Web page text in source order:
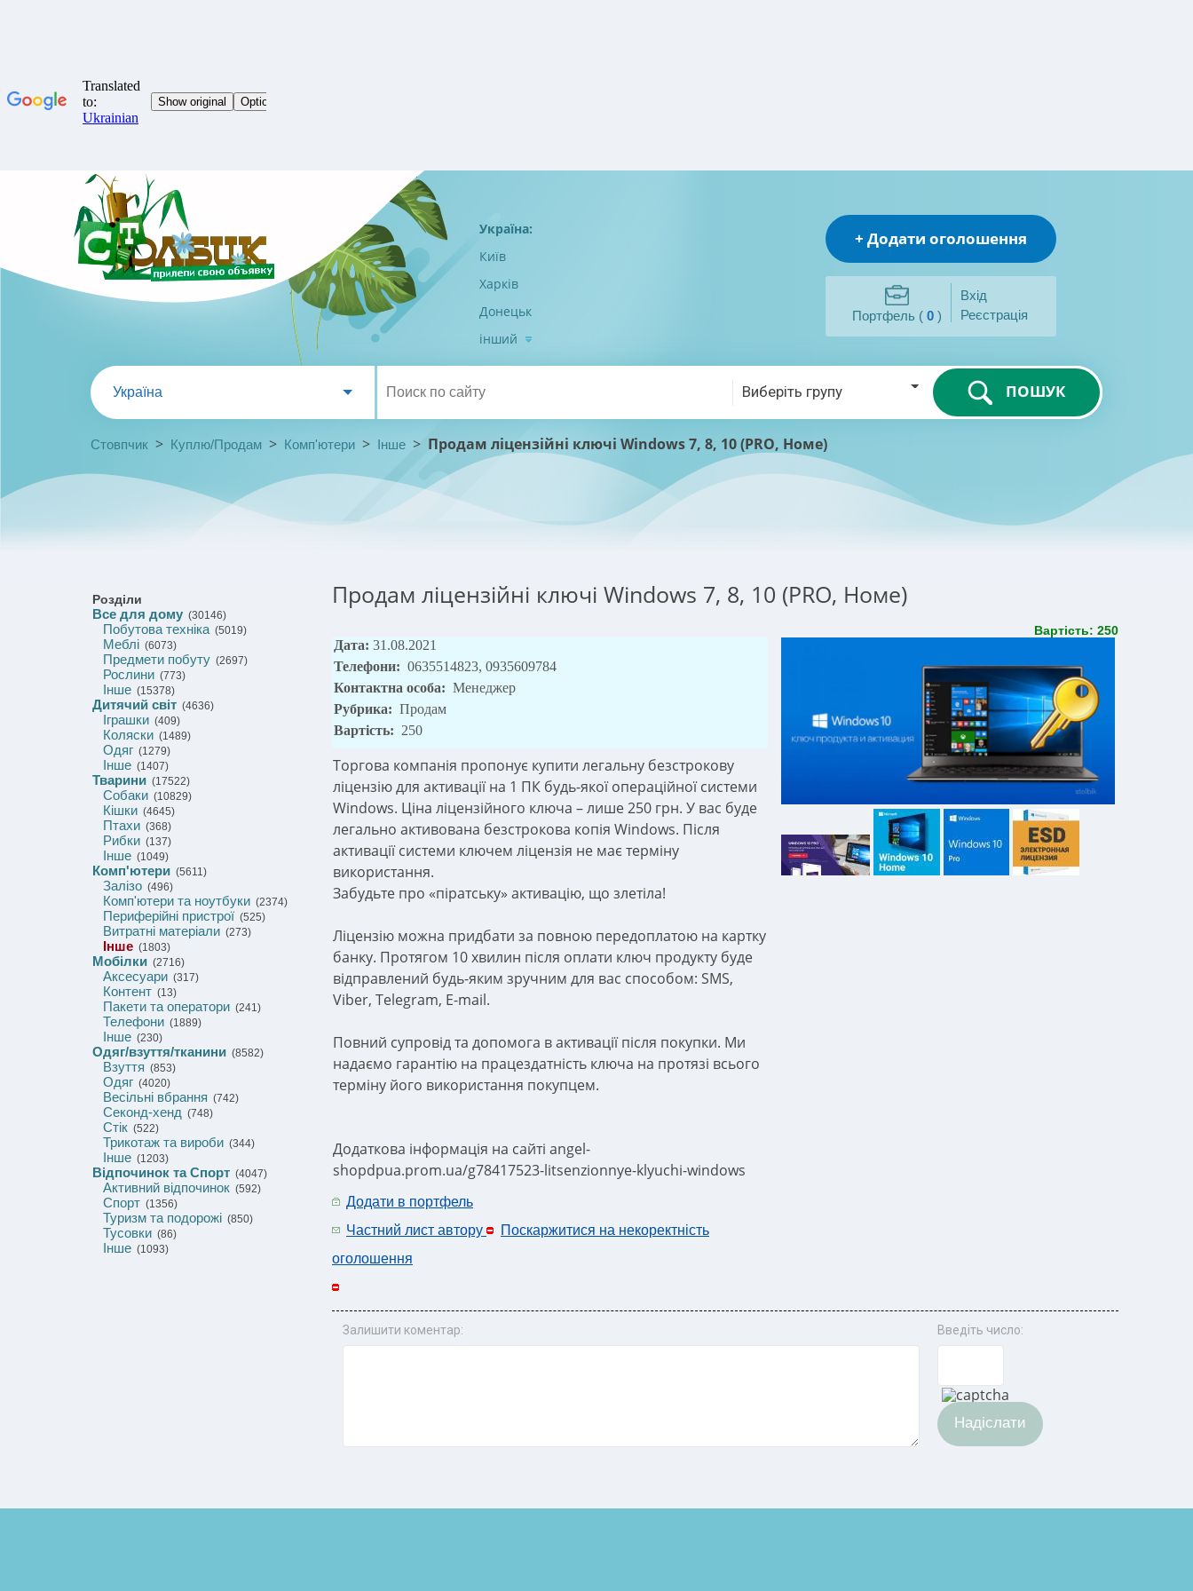
Україна:
Київ
Харків
Донецьк
інший
+ Додати оголошення
Портфель ( 0 )
Вхід
Реєстрація
Україна Виберіть групу ПОШУК
Стовпчик > Куплю/Продам > Комп'ютери > Інше > Продам ліцензійні ключі Windows 7, 8, 10 (PRO, Номе)
Розділи
Все для дому (30146)
Побутова техніка(5019)
Меблі (6073)
Предмети побуту (2697)
Рослини (773)
Інше (15378)
Дитячий світ (4636)
Іграшки (409)
Коляски (1489)
Одяг (1279)
Інше (1407)
Тварини (17522)
Собаки (10829)
Кішки (4645)
Птахи (368)
Рибки (137)
Інше (1049)
Комп'ютери (5611)
Залізо (496)
Комп'ютери та ноутбуки (2374)
Периферійні пристрої (525)
Витратні матеріали (273)
Інше (1803)
Мобілки (2716)
Аксесуари (317)
Контент (13)
Пакети та оператори (241)
Телефони (1889)
Інше (230)
Одяг/взуття/тканини (8582)
Взуття (853)
Одяг (4020)
Весільні вбрання (742)
Секонд-хенд (748)
Стік (522)
Трикотаж та вироби (344)
Інше (1203)
Відпочинок та Спорт (4047)
Активний відпочинок (592)
Спорт (1356)
Туризм та подорожі (850)
Тусовки (86)
Інше (1093)
Продам ліцензійні ключі Windows 7, 8, 10 (PRO, Номе)
Вартість: 250
Дата: 31.08.2021
Телефони: 0635514823, 0935609784
Контактна особа: Менеджер
Рубрика: Продам
Вартість: 250
Торгова компанія пропонує купити легальну безстрокову
ліцензію для активації на 1 ПК будь-якої операційної системи
Windows. Ціна ліцензійного ключа – лише 250 грн. У вас буде
легально активована безстрокова копія Windows. Після
активації системи ключем ліцензія не має терміну
використання.
Забудьте про «піратську» активацію, що злетіла!
Ліцензію можна придбати за повною передоплатою на картку
банку. Протягом 10 хвилин після оплати ключ продукту буде
відправлений будь-яким зручним для вас способом: SMS,
Viber, Telegram, E-mail.
Повний супровід та допомога в активації після покупки. Ми
надаємо гарантію на працездатність ключа на протязі всього
терміну його використання покупцем.
Додаткова інформація на сайті angel-
shopdpua.prom.ua/g78417523-litsenzionnye-klyuchi-windows
Додати в портфель
Частний лист автору
Поскаржитися на некоректність
оголошення
Залишити коментар: Введіть число:
Надіслати